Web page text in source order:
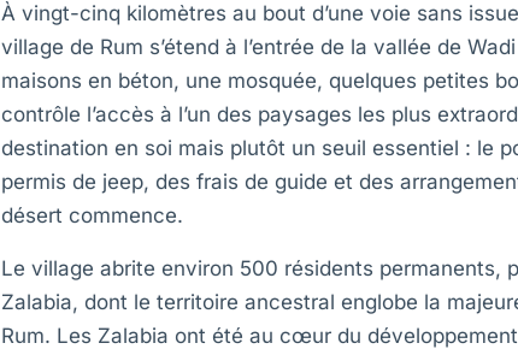
À vingt-cinq kilomètres au bout d’une voie sans
village de Rum s’étend à l’entrée de la vallée de
maisons en béton, une mosquée, quelques petites
contrôle l’accès à l’un des paysages les plus
destination en soi mais plutôt un seuil essentiel : le
permis de jeep, des frais de guide et des
désert commence.
Le village abrite environ 500 résidents permanents,
Zalabia, dont le territoire ancestral englobe la
Rum. Les Zalabia ont été au cœur du